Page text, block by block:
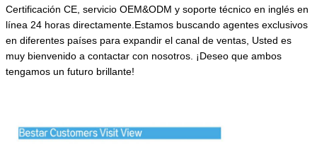
Certificación CE, servicio OEM&ODM y soporte técnico en inglés en
línea 24 horas directamente.Estamos buscando agentes exclusivos
en diferentes países para expandir el canal de ventas, Usted es
muy bienvenido a contactar con nosotros. ¡Deseo que ambos
tengamos un futuro brillante!